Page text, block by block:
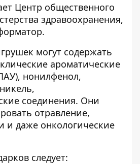
Центр общественного
здравоохранения,
.
могут содержать
ароматические
нонилфенол,
соединения. Они
отравление,
и даже онкологические
следует: